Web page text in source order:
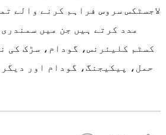
لاجسٹکس سروس فراہم کرنے والے
مدد کرتے ہیں جن میں
کسٹم کلیئرنس، گودام، سڑک کی
حمل، پیکیجنگ، گودام اور